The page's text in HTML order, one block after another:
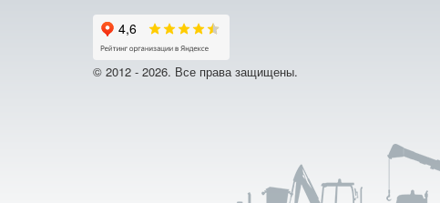
© 2012 - 2026. Все права защищены.